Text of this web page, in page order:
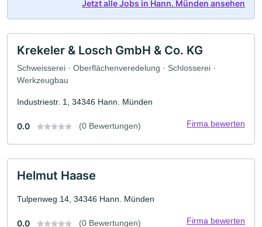
Jetzt alle Jobs in Hann. Münden ansehen
Krekeler & Losch GmbH & Co. KG
Schweisserei · Oberflächenveredelung · Schlosserei ·
Werkzeugbau
Industriestr. 1, 34346 Hann. Münden
0.0 (0 Bewertungen) Firma bewerten
Helmut Haase
Tulpenweg 14, 34346 Hann. Münden
0.0 (0 Bewertungen) Firma bewerten